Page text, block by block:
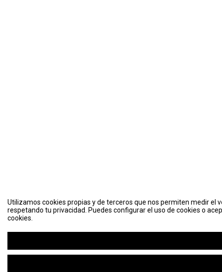
Utilizamos cookies propias y de terceros que nos permiten medir el
respetando tu privacidad. Puedes configurar el uso de cookies o
cookies.